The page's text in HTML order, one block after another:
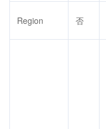
Region 否